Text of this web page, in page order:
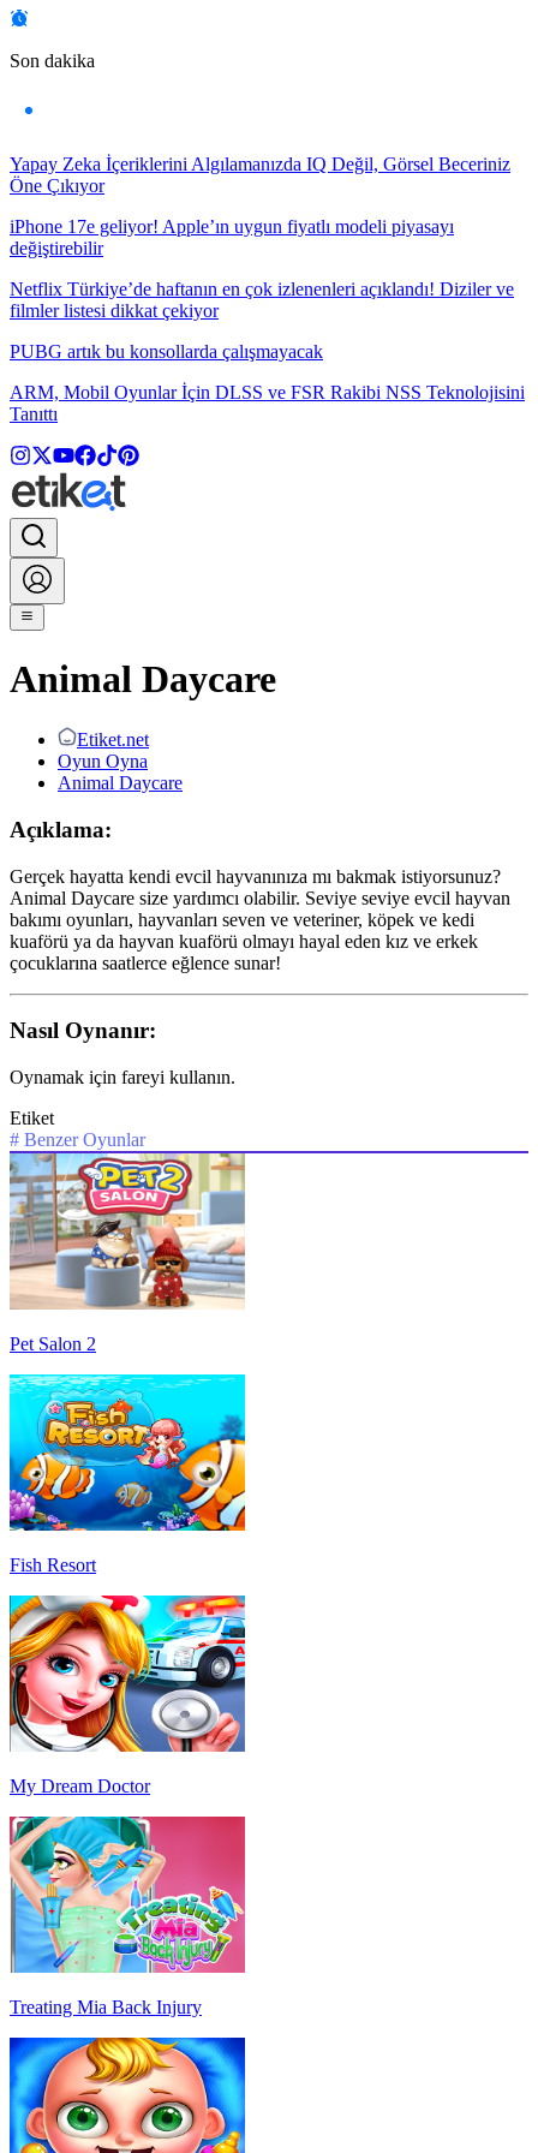
Son dakika
Yapay Zeka İçeriklerini Algılamanızda IQ Değil, Görsel Beceriniz
Öne Çıkıyor
iPhone 17e geliyor! Apple’ın uygun fiyatlı modeli piyasayı
değiştirebilir
Netflix Türkiye’de haftanın en çok izlenenleri açıklandı! Diziler ve
filmler listesi dikkat çekiyor
PUBG artık bu konsollarda çalışmayacak
ARM, Mobil Oyunlar İçin DLSS ve FSR Rakibi NSS Teknolojisini
Tanıttı
Animal Daycare
Etiket.net
Oyun Oyna
Animal Daycare
Açıklama:
Gerçek hayatta kendi evcil hayvanınıza mı bakmak istiyorsunuz?
Animal Daycare size yardımcı olabilir. Seviye seviye evcil hayvan
bakımı oyunları, hayvanları seven ve veteriner, köpek ve kedi
kuaförü ya da hayvan kuaförü olmayı hayal eden kız ve erkek
çocuklarına saatlerce eğlence sunar!
Nasıl Oynanır:
Oynamak için fareyi kullanın.
Etiket
# Benzer Oyunlar
Pet Salon 2
Fish Resort
My Dream Doctor
Treating Mia Back Injury